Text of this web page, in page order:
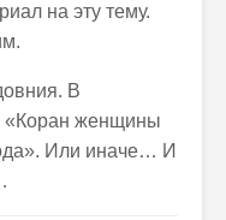
на эту тему.
В
«Коран женщины
Или иначе… И